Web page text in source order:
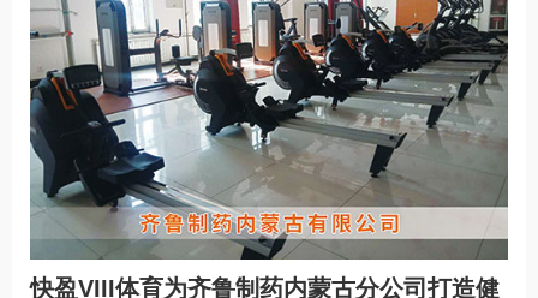
快盈VIII体育为​齐鲁制药内蒙古分公司打造健